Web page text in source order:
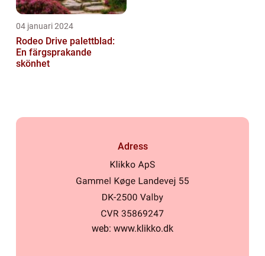
04 januari 2024
Rodeo Drive palettblad:
En färgsprakande
skönhet
Adress
web: www.klikko.dk